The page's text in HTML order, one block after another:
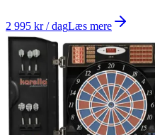
2 995 kr / dagLæs mere